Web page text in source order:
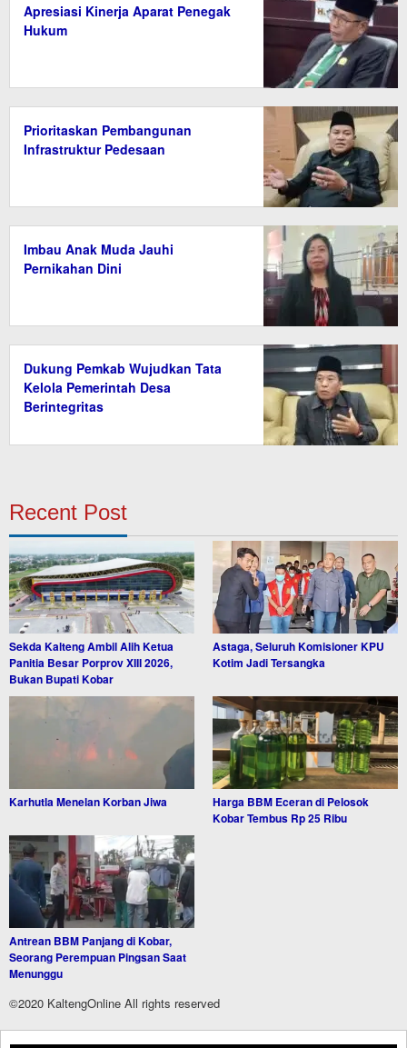
Apresiasi Kinerja Aparat Penegak
Hukum
Prioritaskan Pembangunan
Infrastruktur Pedesaan
Imbau Anak Muda Jauhi
Pernikahan Dini
Dukung Pemkab Wujudkan Tata
Kelola Pemerintah Desa
Berintegritas
Recent Post
Sekda Kalteng Ambil Alih Ketua
Panitia Besar Porprov XIII 2026,
Bukan Bupati Kobar
Astaga, Seluruh Komisioner KPU
Kotim Jadi Tersangka
Karhutla Menelan Korban Jiwa
Harga BBM Eceran di Pelosok
Kobar Tembus Rp 25 Ribu
Antrean BBM Panjang di Kobar,
Seorang Perempuan Pingsan Saat
Menunggu
©2020 KaltengOnline All rights reserved